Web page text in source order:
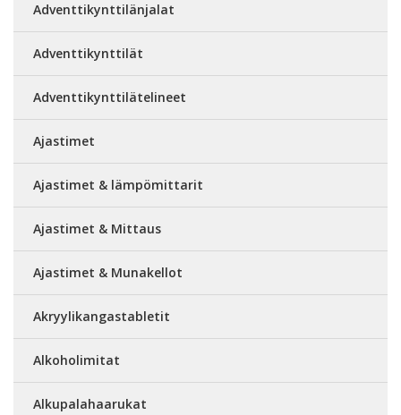
Adventtikynttilänjalat
Adventtikynttilät
Adventtikynttilätelineet
Ajastimet
Ajastimet & lämpömittarit
Ajastimet & Mittaus
Ajastimet & Munakellot
Akryylikangastabletit
Alkoholimitat
Alkupalahaarukat